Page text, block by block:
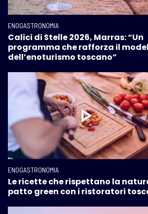
ENOGASTRONOMIA
Calici di Stelle 2026, Marras: “Un
programma che rafforza il
dell’enoturismo toscano”
ENOGASTRONOMIA
Le ricette che rispettano la
patto green con i ristoratori